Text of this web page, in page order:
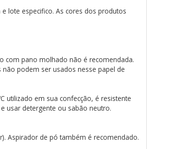
lote especifico. As cores dos produtos
com pano molhado não é recomendada.
podem ser usados nesse papel de
utilizado em sua confecção, é resistente
usar detergente ou sabão neutro.
Aspirador de pó também é recomendado.